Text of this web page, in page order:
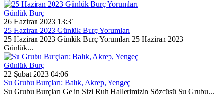
Günlük Burç
26 Haziran 2023 13:31
25 Haziran 2023 Günlük Burç Yorumları
25 Haziran 2023 Günlük Burç Yorumları 25 Haziran 2023
Günlük...
Günlük Burç
22 Şubat 2023 04:06
Su Grubu Burçları: Balık, Akrep, Yengeç
Su Grubu Burçları Gelin Sizi Ruh Hallerimizin Sözcüsü Su Grubu...